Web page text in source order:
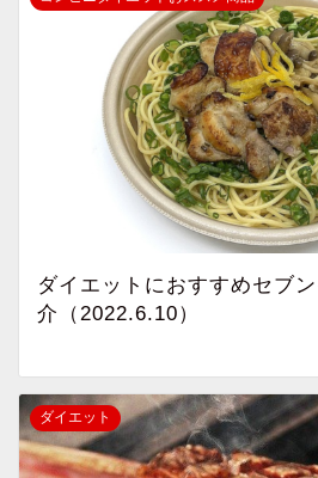
ダイエットにおすすめセブ
介（2022.6.10）
ダイエット